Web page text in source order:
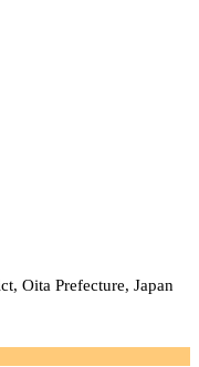
Oita Prefecture, Japan